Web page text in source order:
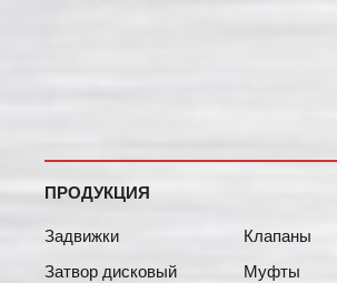
ПРОДУКЦИЯ
Задвижки
Затвор дисковый
Клапаны
Муфты